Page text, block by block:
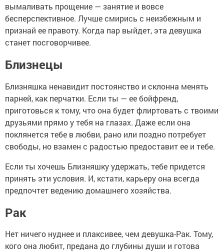
вымаливать прощение — занятие и вовсе
бесперспективное. Лучше смирись с неизбежным и
признай ее правоту. Когда пар выйдет, эта девушка
станет посговорчивее.
Близнецы
Близняшка ненавидит постоянство и склонна менять
парней, как перчатки. Если ты — ее бойфренд,
приготовься к тому, что она будет флиртовать с твоими
друзьями прямо у тебя на глазах. Даже если она
поклянется тебе в любви, рано или поздно потребует
свободы, но взамен с радостью предоставит ее и тебе.
Если ты хочешь Близняшку удержать, тебе придется
принять эти условия. И, кстати, карьеру она всегда
предпочтет ведению домашнего хозяйства.
Рак
Нет ничего нуднее и плаксивее, чем девушка-Рак. Тому,
кого она любит, предана до глубины души и готова